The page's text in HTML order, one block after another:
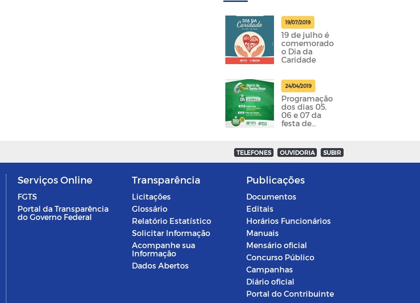
19/07/2019
19 de julho é
comemorado
o Dia da
Caridade
24/04/2019
Programação
dos dias 05,
06 e 07 da
festa de
foram
divulgadas
TELEFONES OUVIDORIA SUBIR
Serviços Online
FGTS
Portal da Transparência
do Governo Federal
Transparência
Licitações
Glossário
Relatório Estatístico
Solicitar Informação
Acompanhe sua
Informação
Dados Abertos
Publicações
Documentos
Editais
Horários Funcionários
Manuais
Mensário oficial
Concurso Público
Campanhas
Diário oficial
Portal do Contribuinte